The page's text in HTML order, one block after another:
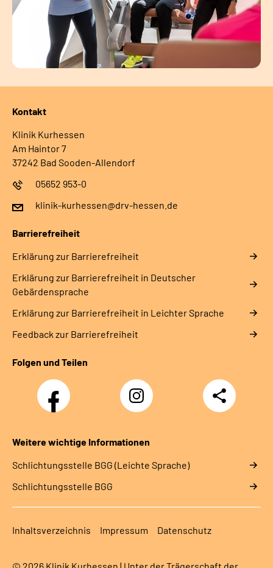
Kontakt
Klinik Kurhessen
Am Haintor 7
37242 Bad Sooden-Allendorf
05652 953-0
klinik-kurhessen@drv-hessen.de
Barrierefreiheit
Erklärung zur Barrierefreiheit
Erklärung zur Barrierefreiheit in Deutscher
Gebärdensprache
Erklärung zur Barrierefreiheit in Leichter Sprache
Feedback zur Barrierefreiheit
Folgen und Teilen
Facebook
Klinik
Kurhessen
Instagram
Klinik
Kurhessen
Teilen
Weitere wichtige Informationen
Schlich­tungs­stel­le BGG (Leichte Sprache)
Schlich­tungs­stel­le BGG
Inhaltsverzeichnis Impressum Datenschutz